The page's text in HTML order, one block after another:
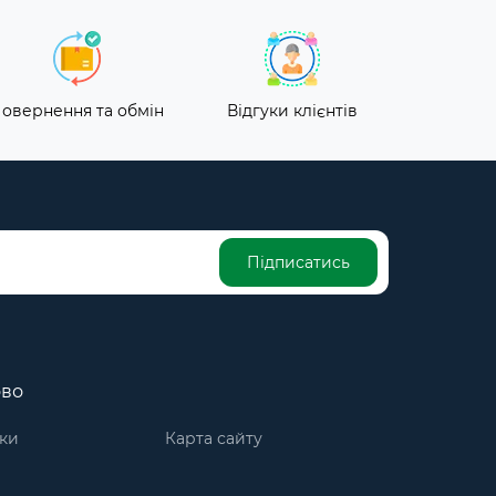
та обмін Відгуки клієнтів
Підписатись
Карта сайту